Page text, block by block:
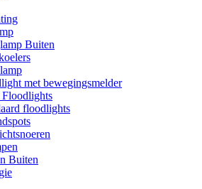
Buiten
met bewegingsmelder
floodlights
Buiten